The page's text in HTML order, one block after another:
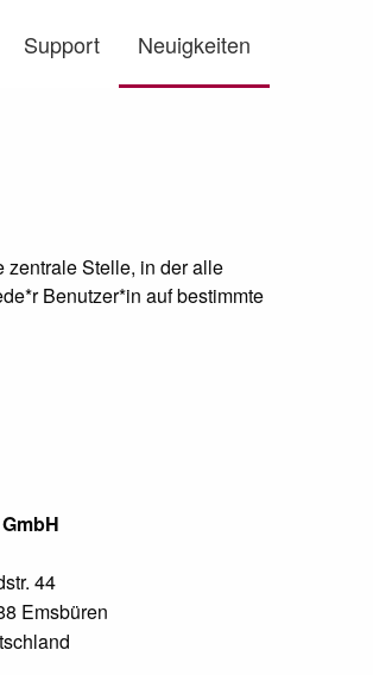
Support Neuigkeiten
zentrale Stelle, in der alle
Benutzer*in auf bestimmte
44
Emsbüren